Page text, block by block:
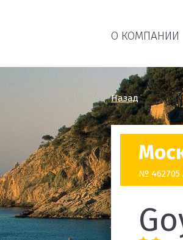
О КОМПАНИИ
Назад
№ 462705